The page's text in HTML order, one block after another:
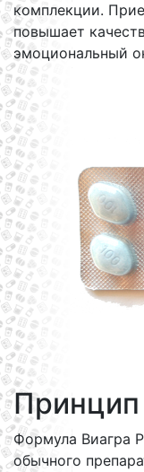
комплекции.
повышает
эмоциональный
Принцип
Формула Виагра
обычного